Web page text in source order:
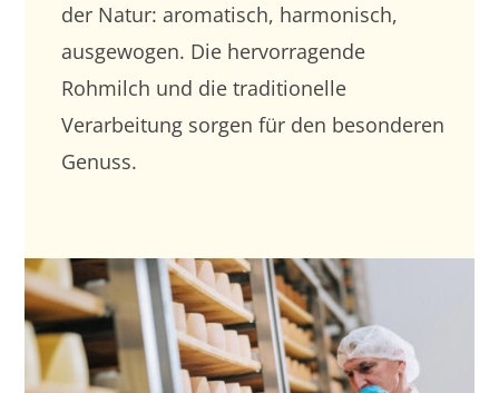
der Natur: aromatisch, harmonisch,
ausgewogen. Die hervorragende
Rohmilch und die traditionelle
Verarbeitung sorgen für den besonderen
Genuss.